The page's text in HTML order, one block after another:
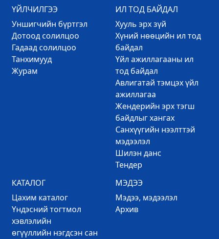
ҮЙЛЧИЛГЭЭ
Уншигчийн бүртгэл
Дотоод солилцоо
Гадаад солилцоо
Танхимууд
Журам
ИЛ ТОД БАЙДАЛ
Хууль эрх зүй
Хүний нөөцийн ил тод
байдал
Үйл ажиллагааны ил
тод байдал
Авлигатай тэмцэх үйл
ажиллагаа
Жендерийн эрх тэгш
байдлыг хангах
Санхүүгийн нээлттэй
мэдээлэл
Шилэн данс
Тендер
КАТАЛОГ
Цахим каталог
Үндэсний тогтмол
хэвлэлийн
өгүүллийн нэгдсэн сан
МЭДЭЭ
Mэдээ, мэдээлэл
Архив